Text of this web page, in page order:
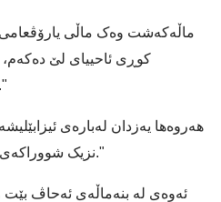
کوڕی ئاحییای لێ
ئیسرائیلت تووشی گوناه کرد."
نزیک شووراکەی یەزرەعیلەوە ئیزابێل دەخۆن."